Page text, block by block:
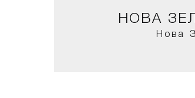
Нова
НОВА